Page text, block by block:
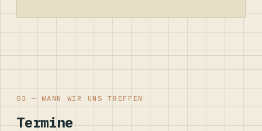
03 — WANN WIR UNS TREFFEN
Termine